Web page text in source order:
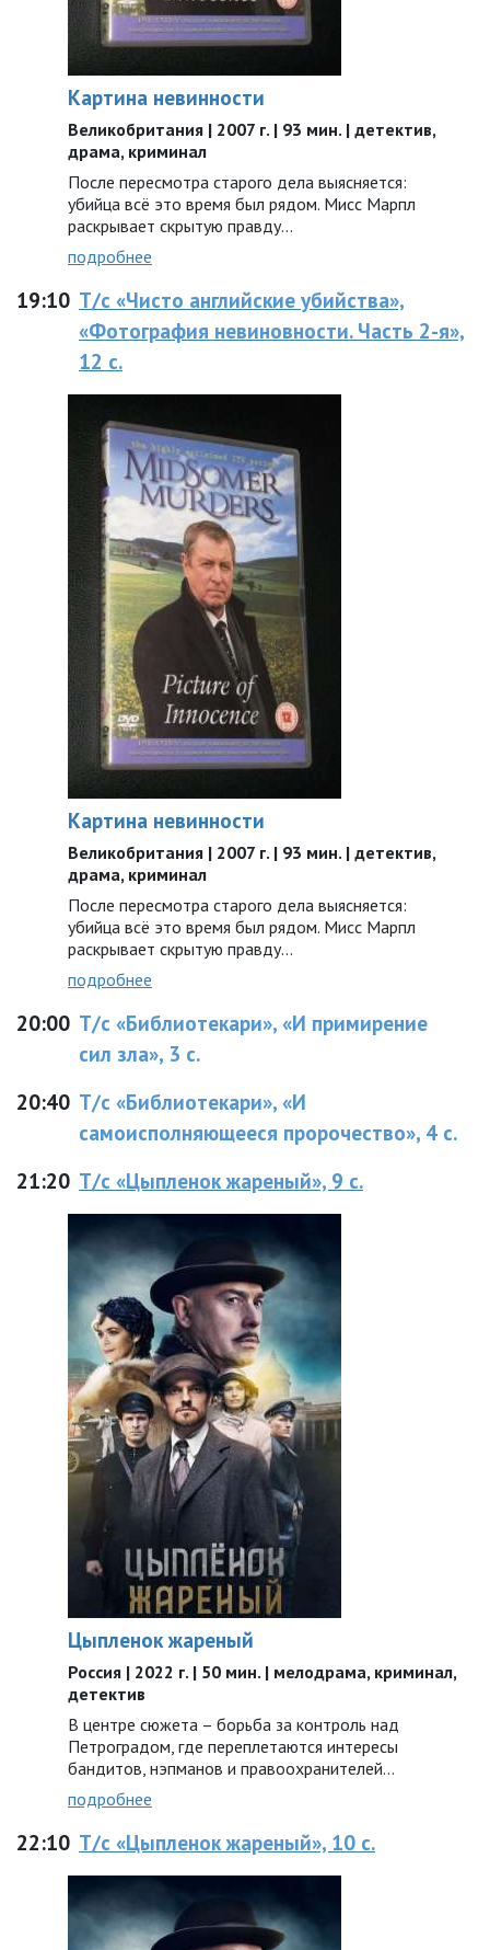
Картина невинности
Великобритания | 2007 г. | 93 мин. | детектив,
драма, криминал
После пересмотра старого дела выясняется:
убийца всё это время был рядом. Мисс Марпл
раскрывает скрытую правду…
подробнее
19:10 Т/с «Чисто английские убийства»,
«Фотография невиновности. Часть 2-я»,
12 с.
Картина невинности
Великобритания | 2007 г. | 93 мин. | детектив,
драма, криминал
После пересмотра старого дела выясняется:
убийца всё это время был рядом. Мисс Марпл
раскрывает скрытую правду…
подробнее
20:00 Т/с «Библиотекари», «И примирение
сил зла», 3 с.
20:40 Т/с «Библиотекари», «И
самоисполняющееся пророчество», 4 с.
21:20 Т/с «Цыпленок жареный», 9 с.
Цыпленок жареный
Россия | 2022 г. | 50 мин. | мелодрама, криминал,
детектив
В центре сюжета – борьба за контроль над
Петроградом, где переплетаются интересы
бандитов, нэпманов и правоохранителей…
подробнее
22:10 Т/с «Цыпленок жареный», 10 с.